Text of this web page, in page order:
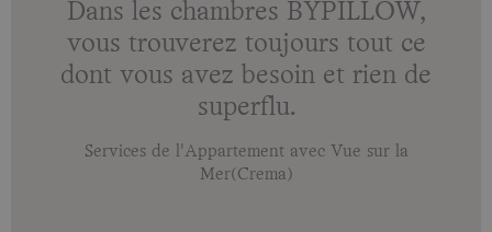
Dans les chambres BYPILLOW,
vous trouverez toujours tout ce
dont vous avez besoin et rien de
superflu.
Services de l'Appartement avec Vue sur la
Mer(Crema)